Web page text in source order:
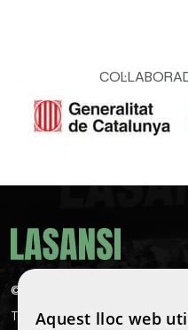
©
Tots els drets reservats
Aquest lloc web